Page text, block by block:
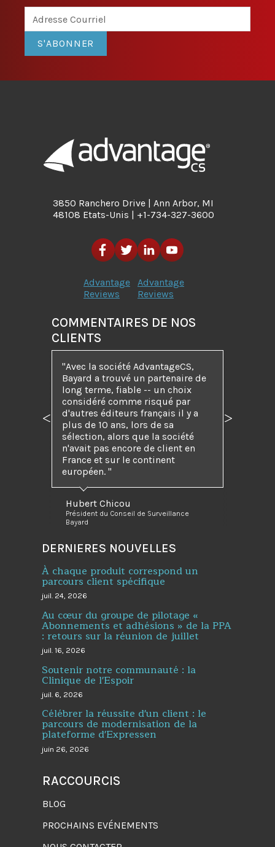
S'ABONNER
3850 Ranchero Drive | Ann Arbor, MI
48108 Etats-Unis | +1-734-327-3600
Advantage
Reviews
Advantage
Reviews
COMMENTAIRES DE NOS
CLIENTS
"Avec la société AdvantageCS,
Bayard a trouvé un partenaire de
long terme, fiable -- un choix
considéré comme risqué par
d'autres éditeurs français il y a
plus de 10 ans, lors de sa
sélection, alors que la société
n'avait pas encore de client en
France et sur le continent
européen. "
Hubert Chicou
Président du Conseil de Surveillance
Bayard
Précédent Suivant
DERNIERES NOUVELLES
À chaque produit correspond un
parcours client spécifique
juil. 24, 2026
Au cœur du groupe de pilotage «
Abonnements et adhésions » de la PPA
: retours sur la réunion de juillet
juil. 16, 2026
Soutenir notre communauté : la
Clinique de l'Espoir
juil. 6, 2026
Célébrer la réussite d'un client : le
parcours de modernisation de la
plateforme d'Expressen
juin 26, 2026
RACCOURCIS
BLOG
PROCHAINS EVÉNEMENTS